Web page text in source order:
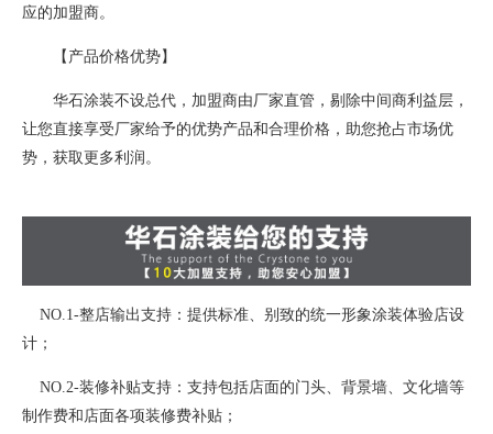
应的加盟商。
【产品价格优势】
华石涂装不设总代，加盟商由厂家直管，剔除中间商利益层，
让您直接享受厂家给予的优势产品和合理价格，助您抢占市场优
势，获取更多利润。
NO.1-整店输出支持：提供标准、别致的统一形象涂装体验店设
计；
NO.2-装修补贴支持：支持包括店面的门头、背景墙、文化墙等
制作费和店面各项装修费补贴；